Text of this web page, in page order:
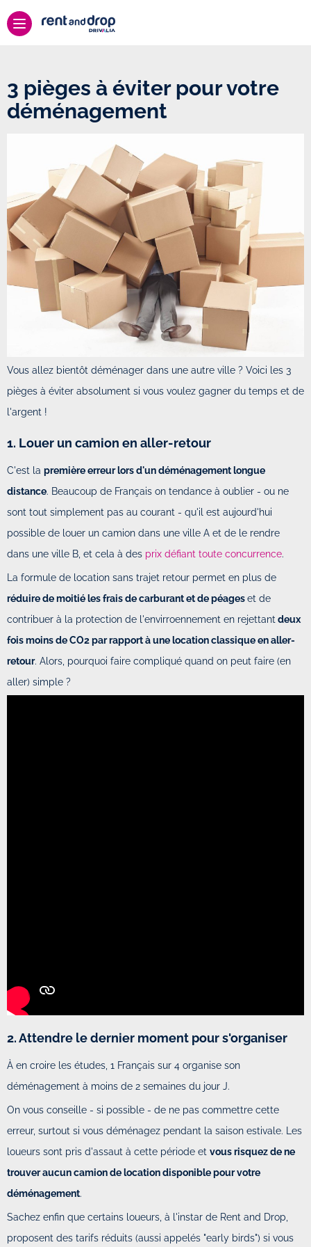
3 pièges à éviter pour votre
déménagement
Vous allez bientôt déménager dans une autre ville ? Voici les 3
pièges à éviter absolument si vous voulez gagner du temps et de
l'argent !
1. Louer un camion en aller-retour
C'est la première erreur lors d'un déménagement longue
distance. Beaucoup de Français on tendance à oublier - ou ne
sont tout simplement pas au courant - qu'il est aujourd'hui
possible de louer un camion dans une ville A et de le rendre
dans une ville B, et cela à des prix défiant toute concurrence.
La formule de location sans trajet retour permet en plus de
réduire de moitié les frais de carburant et de péageset de
contribuer à la protection de l'envirroennement en rejettantdeux
fois moins de CO2 par rapport à une location classique en aller-
retour. Alors, pourquoi faire compliqué quand on peut faire (en
aller) simple ?
2. Attendre le dernier moment pour s'organiser
À en croire les études, 1 Français sur 4 organise son
déménagement à moins de 2 semaines du jour J.
On vous conseille - si possible - de ne pas commettre cette
erreur, surtout si vous déménagez pendant la saison estivale. Les
loueurs sont pris d'assaut à cette période et vous risquez de ne
trouver aucun camion de location disponible pour votre
déménagement.
Sachez enfin que certains loueurs, à l'instar de Rent and Drop,
proposent des tarifs réduits (aussi appelés "early birds") si vous